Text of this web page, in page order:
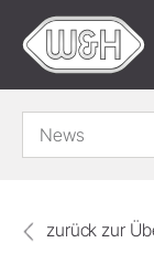
News
zurück zur